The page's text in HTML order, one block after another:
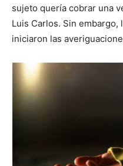
sujeto quería cobrar una
Luis Carlos. Sin embargo,
iniciaron las